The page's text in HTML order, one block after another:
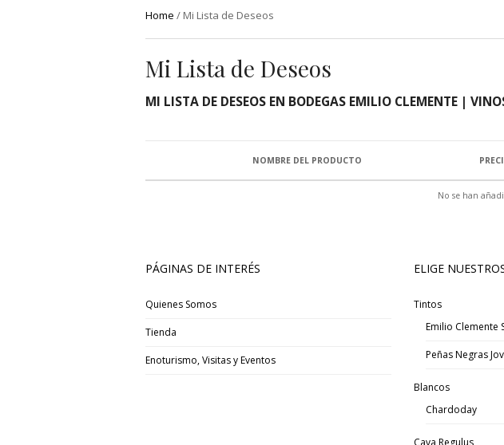
Home / Mi Lista de Deseos
Mi Lista de Deseos
MI LISTA DE DESEOS EN BODEGAS EMILIO CLEMENTE |
NOMBRE DEL PRODUCTO
No se han
PÁGINAS DE INTERÉS
Quienes Somos
Tienda
Enoturismo, Visitas y Eventos
ELIGE
Tintos
Emilio Clemente
Peñas Negras
Blancos
Chardoday